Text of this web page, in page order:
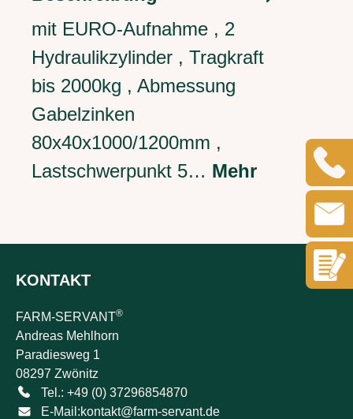
mit EURO-Aufnahme , 2
Hydraulikzylinder , Tragkraft
bis 2000kg , Abmessung
Gabelzinken
80x40x1000/1200mm ,
Lastschwerpunkt 5… Mehr
KONTAKT
FARM-SERVANT®
Andreas Mehlhorn
Paradiesweg 1
08297 Zwönitz
Tel.: +49 (0) 37296854870
E-Mail:kontakt@farm-servant.de